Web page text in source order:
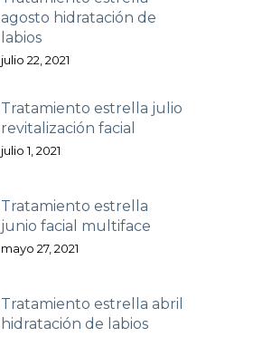
agosto hidratación de
labios
julio 22, 2021
Tratamiento estrella julio
revitalización facial
julio 1, 2021
Tratamiento estrella
junio facial multiface
mayo 27, 2021
Tratamiento estrella abril
hidratación de labios